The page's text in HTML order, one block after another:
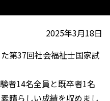
2025年3月18日
第37回社会福祉士国家試
者14名全員と既卒者1名
晴らしい成績を収めまし